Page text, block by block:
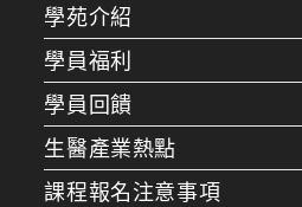
學苑介紹
學員福利
學員回饋
生醫產業熱點
課程報名注意事項